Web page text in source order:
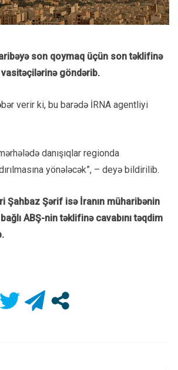
son qoymaq üçün son təklifinə
vasitəçilərinə göndərib.
verir ki, bu barədə İRNA agentliyi
danışıqlar regionda
yönələcək”, – deyə bildirilib.
Şahbaz Şərif isə İranın müharibənin
ABŞ-nin təklifinə cavabını təqdim